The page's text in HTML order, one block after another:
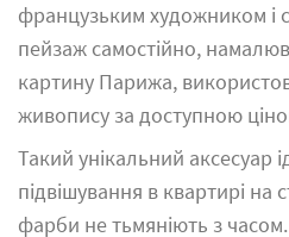
французьким художником і
пейзаж самостійно,
картину Парижа,
живопису за доступною
Такий унікальний аксесуар
підвішування в квартирі на
фарби не тьмяніють з